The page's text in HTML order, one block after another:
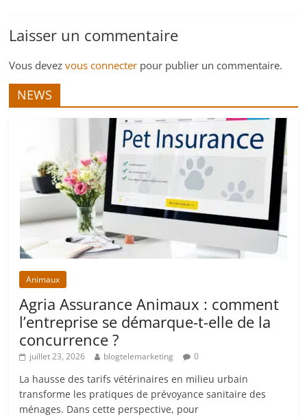
Laisser un commentaire
Vous devezvous connecter pour publier un commentaire.
NEWS
Animaux
Agria Assurance Animaux : comment
l’entreprise se démarque-t-elle de la
concurrence ?
juillet 23, 2026 blogtelemarketing 0
La hausse des tarifs vétérinaires en milieu urbain
transforme les pratiques de prévoyance sanitaire des
ménages. Dans cette perspective, pour